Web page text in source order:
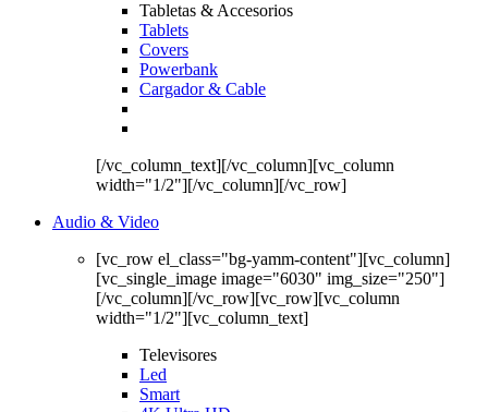
Tabletas & Accesorios
Tablets
Covers
Powerbank
Cargador & Cable
[/vc_column_text][/vc_column][vc_column
width="1/2"][/vc_column][/vc_row]
Audio & Video
[vc_row el_class="bg-yamm-content"][vc_column]
[vc_single_image image="6030" img_size="250"]
[/vc_column][/vc_row][vc_row][vc_column
width="1/2"][vc_column_text]
Televisores
Led
Smart